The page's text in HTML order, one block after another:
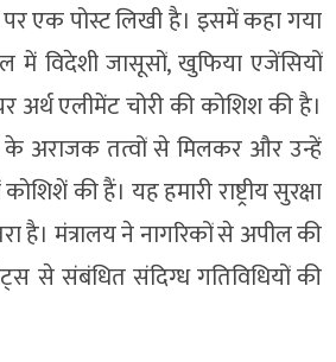
पर एक पोस्ट लिखी है। इसमें कहा गया
विदेशी जासूसों, खुफिया एजेंसियों
एलीमेंट चोरी की कोशिश की है।
के अराजक तत्वों से मिलकर और उन्हें
की हैं। यह हमारी राष्ट्रीय सुरक्षा
है। मंत्रालय ने नागरिकों से अपील की
से संबंधित संदिग्ध गतिविधियों की